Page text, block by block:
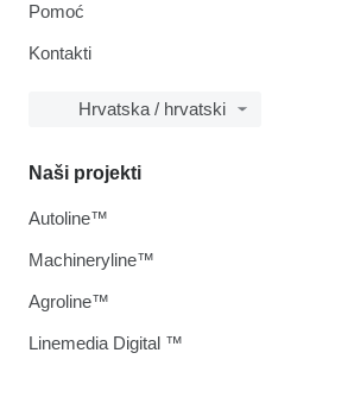
Pomoć
Kontakti
Hrvatska / hrvatski
Naši projekti
Autoline™
Machineryline™
Agroline™
Linemedia Digital ™